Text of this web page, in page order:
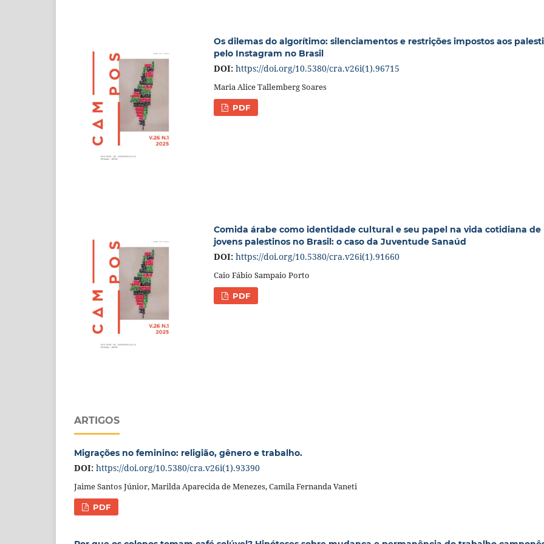
Os dilemas do algorítimo: silenciamentos e restrições impostos aos
pelo Instagram no Brasil
DOI: https://doi.org/10.5380/cra.v26i(1).96715
Maria Alice Tallemberg Soares
PDF
Comida árabe como identidade cultural e seu papel na vida cotidiana de
jovens palestinos no Brasil: o caso da Juventude Sanaúd
DOI: https://doi.org/10.5380/cra.v26i(1).91660
Caio Fábio Sampaio Porto
PDF
ARTIGOS
Migrações no feminino: religião, gênero e trabalho.
DOI: https://doi.org/10.5380/cra.v26i(1).93390
Jaime Santos Júnior, Marilda Aparecida de Menezes, Camila Fernanda Vaneti
PDF